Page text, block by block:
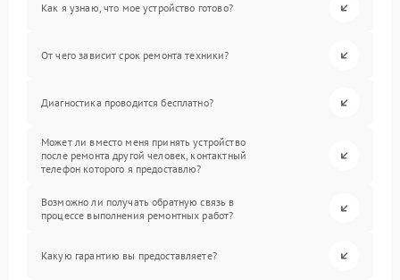
Как я узнаю, что мое устройство готово?
От чего зависит срок ремонта техники?
Диагностика проводится бесплатно?
Может ли вместо меня принять устройство
после ремонта другой человек, контактный
телефон которого я предоставлю?
Возможно ли получать обратную связь в
процессе выполнения ремонтных работ?
Какую гарантию вы предоставляете?